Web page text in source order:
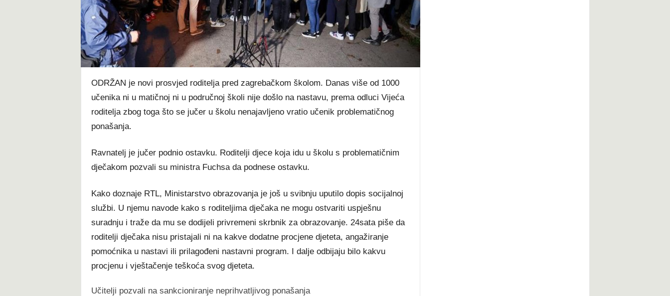
ODRŽAN je novi prosvjed roditelja pred zagrebačkom školom. Danas više od 1000
učenika ni u matičnoj ni u područnoj školi nije došlo na nastavu, prema odluci Vijeća
roditelja zbog toga što se jučer u školu nenajavljeno vratio učenik problematičnog
ponašanja.
Ravnatelj je jučer podnio ostavku. Roditelji djece koja idu u školu s problematičnim
dječakom pozvali su ministra Fuchsa da podnese ostavku.
Kako doznaje RTL, Ministarstvo obrazovanja je još u svibnju uputilo dopis socijalnoj
službi. U njemu navode kako s roditeljima dječaka ne mogu ostvariti uspješnu
suradnju i traže da mu se dodijeli privremeni skrbnik za obrazovanje. 24sata piše da
roditelji dječaka nisu pristajali ni na kakve dodatne procjene djeteta, angažiranje
pomoćnika u nastavi ili prilagođeni nastavni program. I dalje odbijaju bilo kakvu
procjenu i vještačenje teškoća svog djeteta.
Učitelji pozvali na sankcioniranje neprihvatljivog ponašanja